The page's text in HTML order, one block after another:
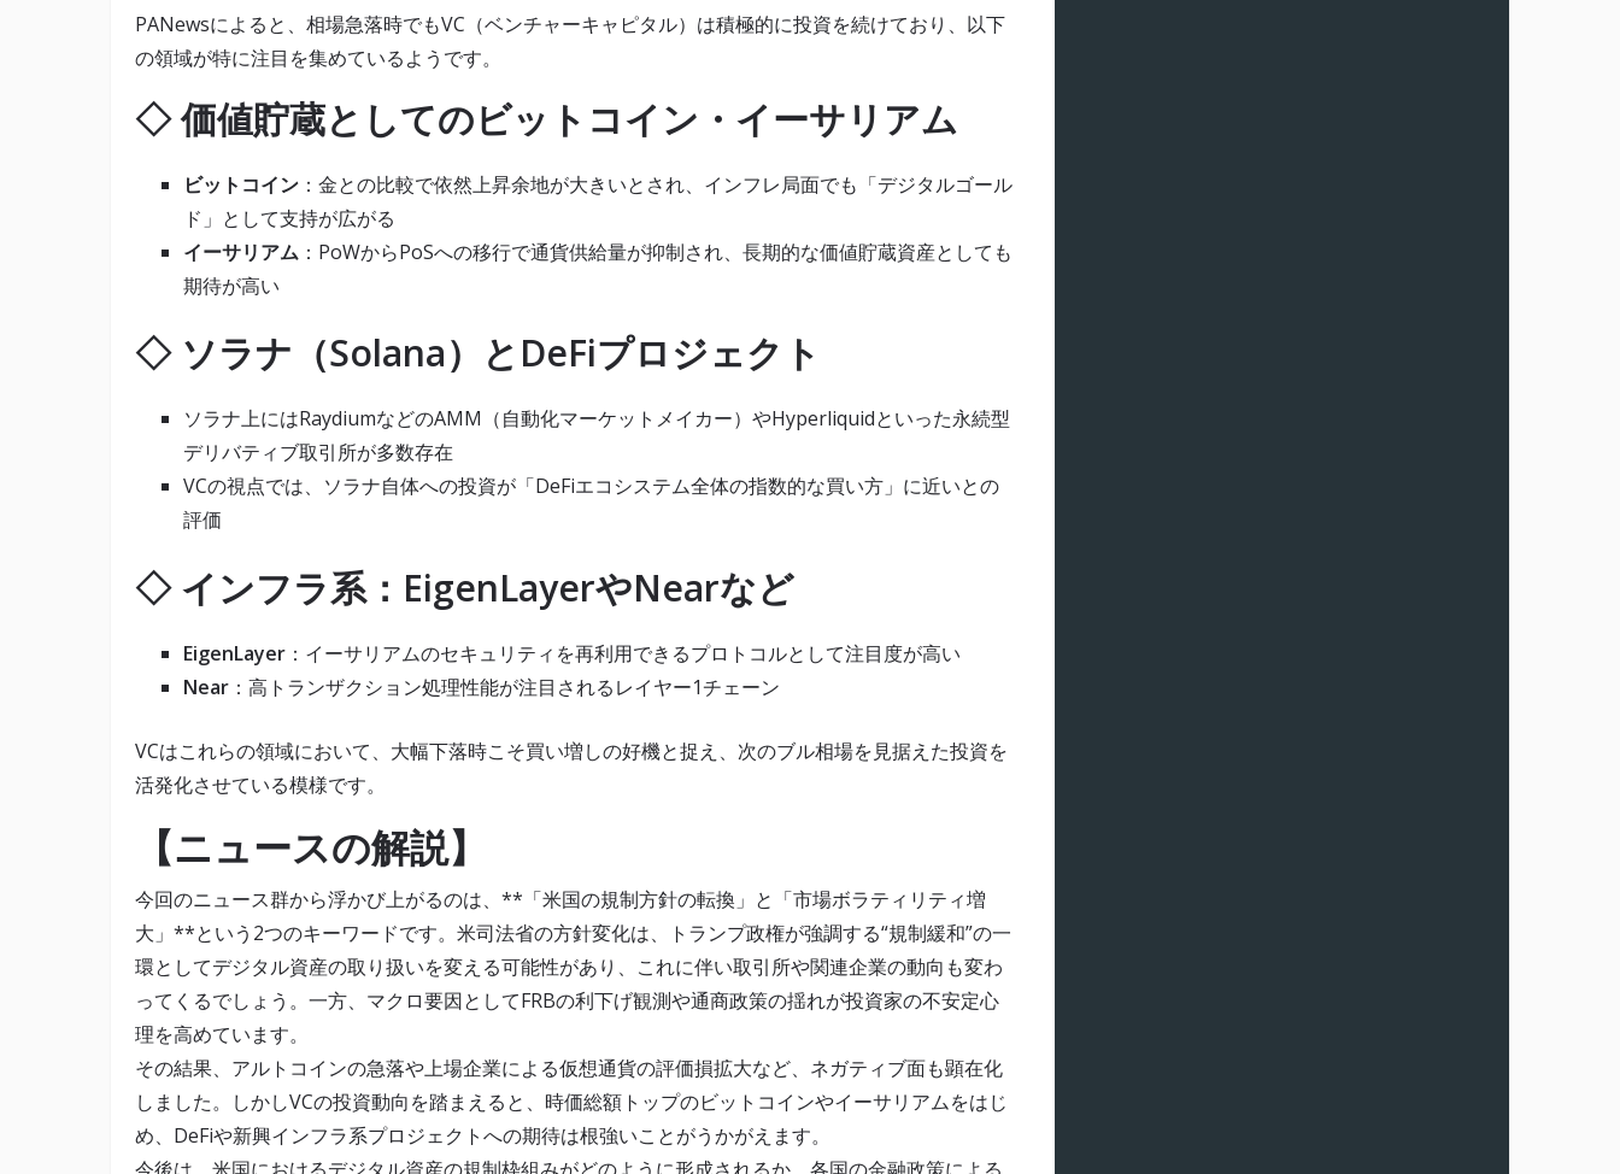
PANewsによると、相場急落時でもVC（ベンチャーキャピタル）は積極的に投資を続けており、以下
の領域が特に注目を集めているようです。
◇ 価値貯蔵としてのビットコイン・イーサリアム
ビットコイン ：金との比較で依然上昇余地が大きいとされ、インフレ局面でも「デジタルゴール
ド」として支持が広がる
イーサリアム ：PoWからPoSへの移行で通貨供給量が抑制され、長期的な価値貯蔵資産としても
期待が高い
◇ ソラナ（Solana）とDeFiプロジェクト
ソラナ上にはRaydiumなどのAMM（自動化マーケットメイカー）やHyperliquidといった永続型
デリバティブ取引所が多数存在
VCの視点では、ソラナ自体への投資が「DeFiエコシステム全体の指数的な買い方」に近いとの
評価
◇ インフラ系：EigenLayerやNearなど
EigenLayer ：イーサリアムのセキュリティを再利用できるプロトコルとして注目度が高い
Near ：高トランザクション処理性能が注目されるレイヤー1チェーン
VCはこれらの領域において、大幅下落時こそ買い増しの好機と捉え、次のブル相場を見据えた投資を
活発化させている模様です。
【ニュースの解説】
今回のニュース群から浮かび上がるのは、**「米国の規制方針の転換」と「市場ボラティリティ増
大」**という2つのキーワードです。米司法省の方針変化は、トランプ政権が強調する“規制緩和”の一
環としてデジタル資産の取り扱いを変える可能性があり、これに伴い取引所や関連企業の動向も変わ
ってくるでしょう。一方、マクロ要因としてFRBの利下げ観測や通商政策の揺れが投資家の不安定心
理を高めています。
その結果、アルトコインの急落や上場企業による仮想通貨の評価損拡大など、ネガティブ面も顕在化
しました。しかしVCの投資動向を踏まえると、時価総額トップのビットコインやイーサリアムをはじ
め、DeFiや新興インフラ系プロジェクトへの期待は根強いことがうかがえます。